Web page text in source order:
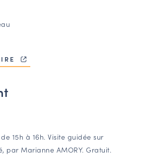
NAUDIN
acteurs
15h à 16h. Visite guidée sur
par Marianne AMORY. Gratuit.